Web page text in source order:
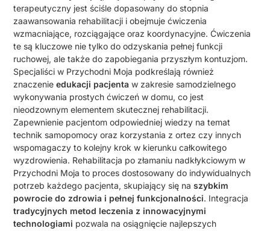
terapeutyczny jest ściśle dopasowany do stopnia
zaawansowania rehabilitacji i obejmuje ćwiczenia
wzmacniające, rozciągające oraz koordynacyjne. Ćwiczenia
te są kluczowe nie tylko do odzyskania pełnej funkcji
ruchowej, ale także do zapobiegania przyszłym kontuzjom.
Specjaliści w Przychodni Moja podkreślają również
znaczenieedukacji pacjenta w zakresie samodzielnego
wykonywania prostych ćwiczeń w domu, co jest
nieodzownym elementem skutecznej rehabilitacji.
Zapewnienie pacjentom odpowiedniej wiedzy na temat
technik samopomocy oraz korzystania z ortez czy innych
wspomagaczy to kolejny krok w kierunku całkowitego
wyzdrowienia. Rehabilitacja po złamaniu nadkłykciowym w
Przychodni Moja to proces dostosowany do indywidualnych
potrzeb każdego pacjenta, skupiający się naszybkim
powrocie do zdrowia i pełnej funkcjonalności. Integracja
tradycyjnych metod leczenia z innowacyjnymi
technologiami pozwala na osiągnięcie najlepszych